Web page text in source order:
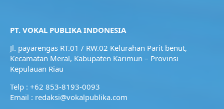
PT. VOKAL PUBLIKA INDONESIA
Jl. payarengas RT.01 / RW.02 Kelurahan Parit benut,
Kecamatan Meral, Kabupaten Karimun – Provinsi
Kepulauan Riau
Telp : +62 853-8193-0093
Email : redaksi@vokalpublika.com